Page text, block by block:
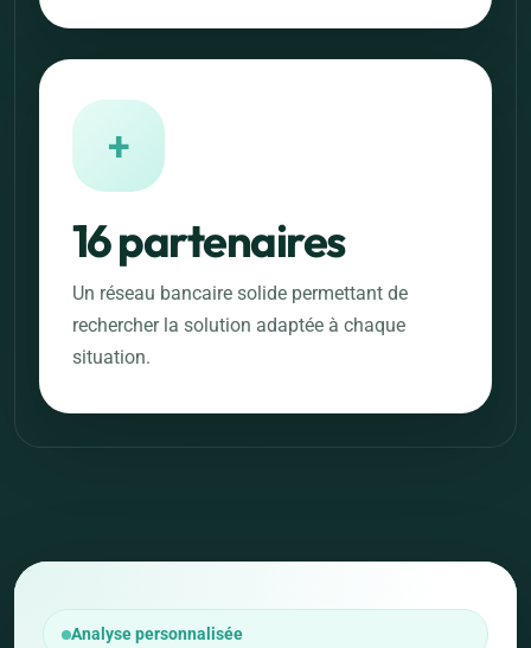
+
16 partenaires
Un réseau bancaire solide permettant de
rechercher la solution adaptée à chaque
situation.
Analyse personnalisée